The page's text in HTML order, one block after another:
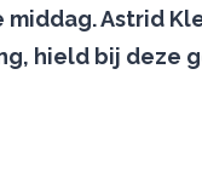
Astrid
hield bij deze